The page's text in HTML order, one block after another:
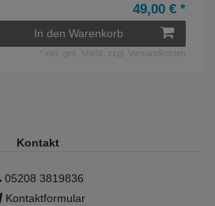
49,00 € *
In den Warenkorb
inkl. ges. MwSt. zzgl. Versandkosten
Kontakt
05208 3819836
Kontaktformular